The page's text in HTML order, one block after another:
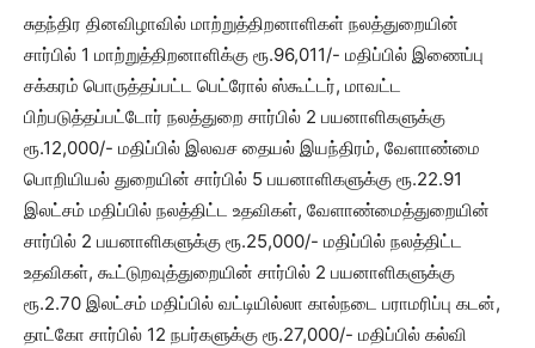
சுதந்திர தினவிழாவில் மாற்றுத்திறனாளிகள் நலத்துறையின்
சார்பில் 1 மாற்றுத்திறனாளிக்கு ரூ.96,011/- மதிப்பில் இணைப்பு
சக்கரம் பொருத்தப்பட்ட பெட்ரோல் ஸ்கூட்டர், மாவட்ட
பிற்படுத்தப்பட்டோர் நலத்துறை சார்பில் 2 பயனாளிகளுக்கு
ரூ.12,000/- மதிப்பில் இலவச தையல் இயந்திரம், வேளாண்மை
பொறியியல் துறையின் சார்பில் 5 பயனாளிகளுக்கு ரூ.22.91
இலட்சம் மதிப்பில் நலத்திட்ட உதவிகள், வேளாண்மைத்துறையின்
சார்பில் 2 பயனாளிகளுக்கு ரூ.25,000/- மதிப்பில் நலத்திட்ட
உதவிகள், கூட்டுறவுத்துறையின் சார்பில் 2 பயனாளிகளுக்கு
ரூ.2.70 இலட்சம் மதிப்பில் வட்டியில்லா கால்நடை பராமரிப்பு கடன்,
தாட்கோ சார்பில் 12 நபர்களுக்கு ரூ.27,000/- மதிப்பில் கல்வி